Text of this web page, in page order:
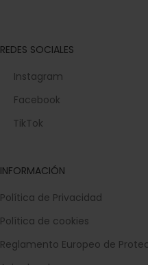
REDES SOCIALES
Instagram
Facebook
TikTok
INFORMACIÓN
Política de Privacidad
Política de cookies
Reglamento Europeo de